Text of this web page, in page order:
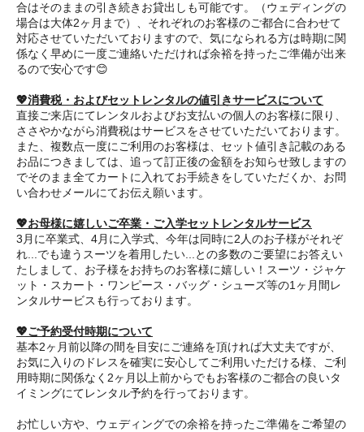
合はそのままの引き続きお貸出しも可能です。（ウェディングの
場合は大体2ヶ月まで）、それぞれのお客様のご都合に合わせて
対応させていただいておりますので、気になられる方は時期に関
係なく早めに一度ご連絡いただければ余裕を持ったご準備が出来
るので安心です😊
💖消費税・およびセットレンタルの値引きサービスについて
直接ご来店にてレンタルおよびお支払いの個人のお客様に限り、
ささやかながら消費税はサービスをさせていただいております。
また、複数点一度にご利用のお客様は、セット値引き記載のある
お品につきましては、追って訂正後の金額をお知らせ致しますの
でそのまま全てカートに入れてお手続きをしていただくか、お問
い合わせメールにてお伝え願います。
💖お母様に嬉しいご卒業・ご入学セットレンタルサービス
3月に卒業式、4月に入学式、今年は同時に2人のお子様がそれぞ
れ...でも違うスーツを着用したい...との多数のご要望にお答えい
たしまして、お子様をお持ちのお客様に嬉しい！スーツ・ジャケ
ット・スカート・ワンピース・バッグ・シューズ等の1ヶ月間レ
ンタルサービスも行っております。
💖ご予約受付時期について
基本2ヶ月前以降の間を目安にご連絡を頂ければ大丈夫ですが、
お気に入りのドレスを確実に安心してご利用いただける様、ご利
用時期に関係なく2ヶ月以上前からでもお客様のご都合の良いタ
イミングにてレンタル予約を行っております。
お忙しい方や、ウェディングでの余裕を持ったご準備をご希望の